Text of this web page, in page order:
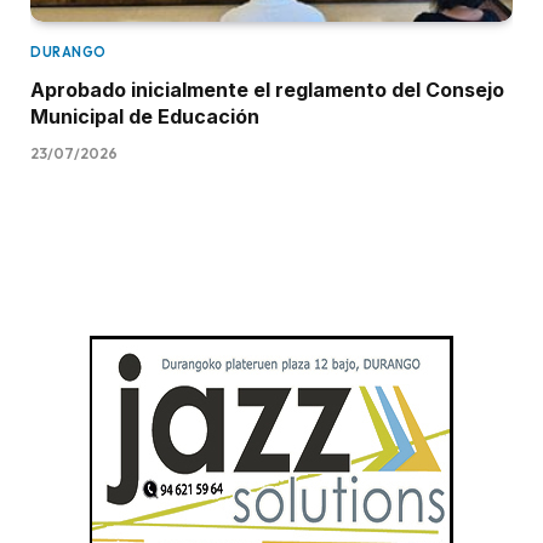
DURANGO
Aprobado inicialmente el reglamento del Consejo
Municipal de Educación
23/07/2026